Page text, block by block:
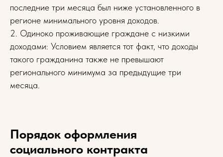
последние три месяца был ниже установленного в
регионе минимального уровня доходов.
2. Одиноко проживающие граждане с низкими
доходами: Условием является тот факт, что доходы
такого гражданина также не превышают
регионального минимума за предыдущие три
месяца.
Порядок оформления
социального контракта